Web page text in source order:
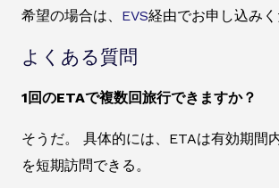
希望の場合は、 EVS経由でお申し込みく
よくある質問
1回のETAで複数回旅行できますか？
そうだ。 具体的には、ETAは有効期間
を短期訪問できる。